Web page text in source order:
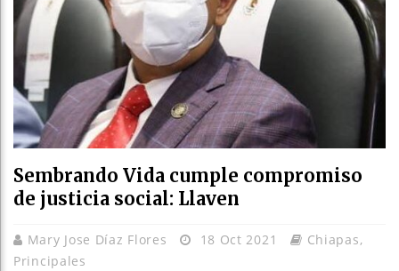
Sembrando Vida cumple compromiso
de justicia social: Llaven
Mary Jose Díaz Flores 18 Oct 2021 Chiapas,
Principales